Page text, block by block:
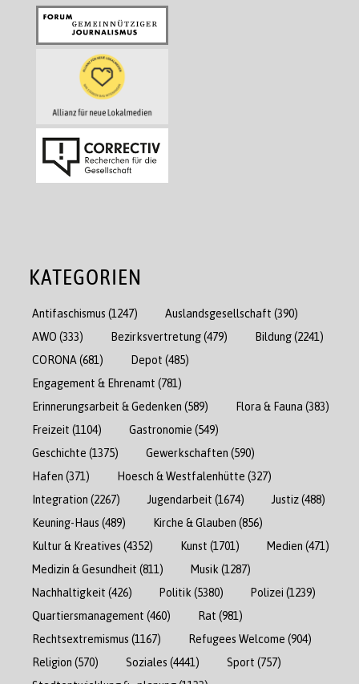
KATEGORIEN
Antifaschismus (1247) Auslandsgesellschaft (390)
AWO (333) Bezirksvertretung(479) Bildung(2241)
CORONA (681) Depot (485)
Engagement & Ehrenamt (781)
Erinnerungsarbeit & Gedenken (589) Flora & Fauna (383)
Freizeit (1104) Gastronomie (549)
Geschichte (1375) Gewerkschaften (590)
Hafen (371) Hoesch & Westfalenhütte (327)
Integration (2267) Jugendarbeit (1674) Justiz(488)
Keuning-Haus (489) Kirche & Glauben (856)
Kultur & Kreatives (4352) Kunst (1701) Medien (471)
Medizin & Gesundheit (811) Musik (1287)
Nachhaltigkeit (426) Politik (5380) Polizei (1239)
Quartiersmanagement (460) Rat (981)
Rechtsextremismus (1167) Refugees Welcome (904)
Religion (570) Soziales (4441) Sport (757)